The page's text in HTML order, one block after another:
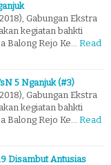
Gabungan Ekstra
kegiatan bahkti
Balong Rejo Ke…
Read
5 Nganjuk (#3)
Gabungan Ekstra
kegiatan bahkti
Balong Rejo Ke…
Read
Disambut Antusias